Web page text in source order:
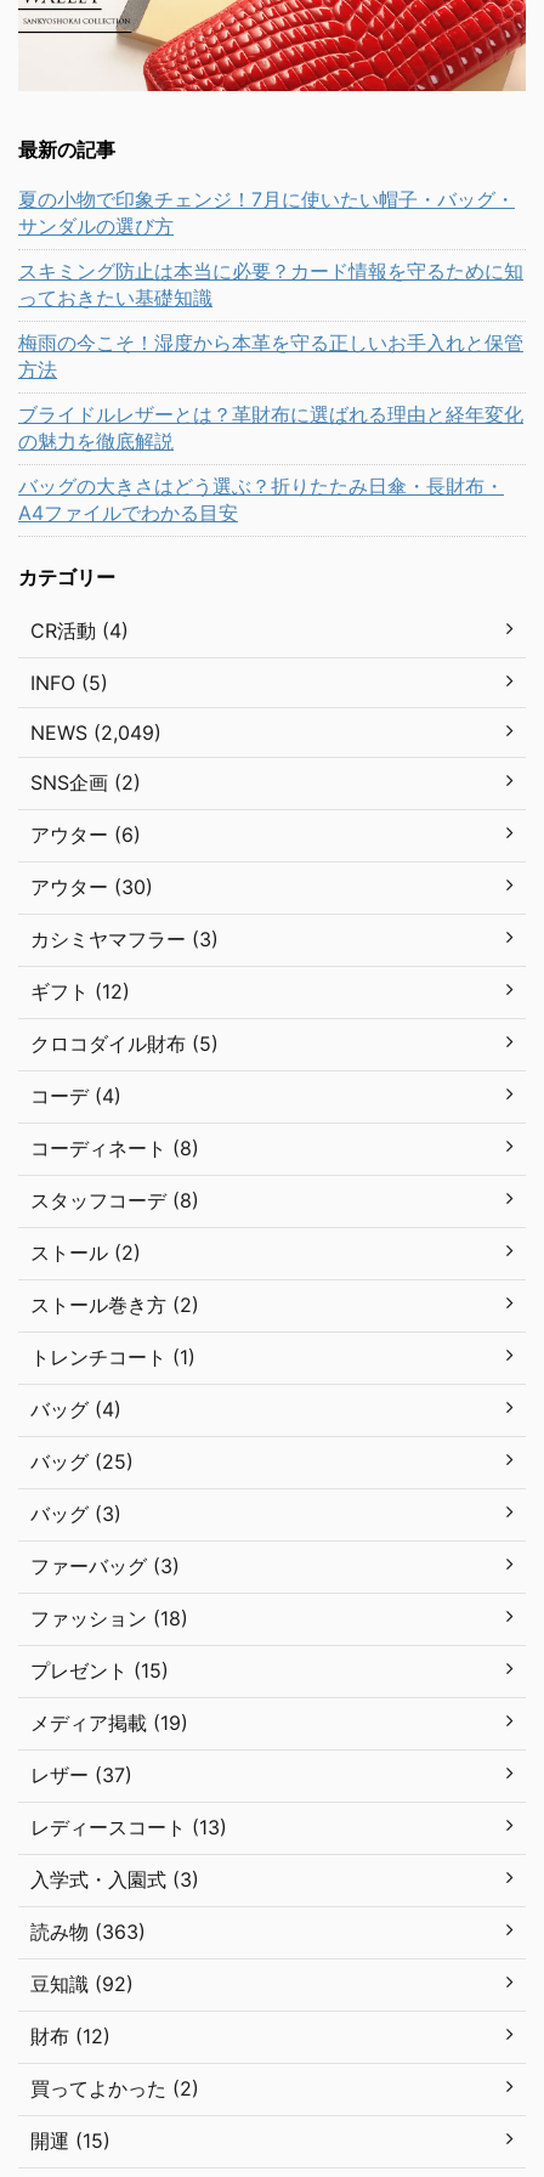
最新の記事
夏の小物で印象チェンジ！7月に使いたい帽子・バッグ・
サンダルの選び方
スキミング防止は本当に必要？カード情報を守るために知
っておきたい基礎知識
梅雨の今こそ！湿度から本革を守る正しいお手入れと保管
方法
ブライドルレザーとは？革財布に選ばれる理由と経年変化
の魅力を徹底解説
バッグの大きさはどう選ぶ？折りたたみ日傘・長財布・
A4ファイルでわかる目安
カテゴリー
CR活動 (4)
INFO (5)
NEWS (2,049)
SNS企画 (2)
アウター (6)
アウター (30)
カシミヤマフラー (3)
ギフト (12)
クロコダイル財布 (5)
コーデ (4)
コーディネート (8)
スタッフコーデ (8)
ストール (2)
ストール巻き方 (2)
トレンチコート (1)
バッグ (4)
バッグ (25)
バッグ (3)
ファーバッグ (3)
ファッション (18)
プレゼント (15)
メディア掲載 (19)
レザー (37)
レディースコート (13)
入学式・入園式 (3)
読み物 (363)
豆知識 (92)
財布 (12)
買ってよかった (2)
開運 (15)